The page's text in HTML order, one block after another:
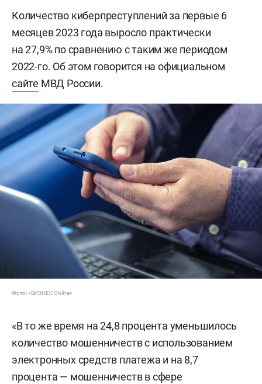
Количество киберпреступлений за первые 6
месяцев 2023 года выросло практически
на 27,9% по сравнению с таким же периодом
2022-го. Об этом говорится на официальном
сайте МВД России.
Фото: «БИЗНЕС Online»
«В то же время на 24,8 процента уменьшилось
количество мошенничеств с использованием
электронных средств платежа и на 8,7
процента — мошенничеств в сфере